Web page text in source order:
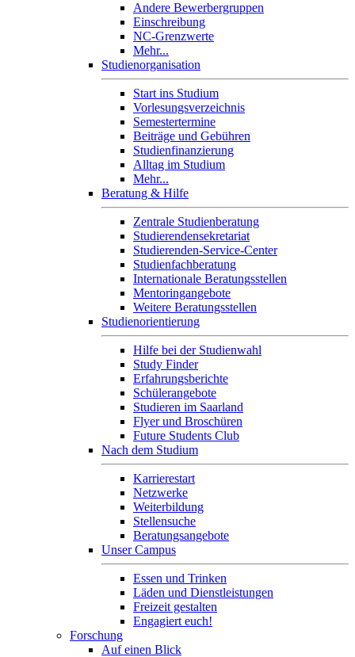
Andere Bewerbergruppen
Einschreibung
NC-Grenzwerte
Mehr...
Studienorganisation
Start ins Studium
Vorlesungsverzeichnis
Semestertermine
Beiträge und Gebühren
Studienfinanzierung
Alltag im Studium
Mehr...
Beratung & Hilfe
Zentrale Studienberatung
Studierendensekretariat
Studierenden-Service-Center
Studienfachberatung
Internationale Beratungsstellen
Mentoringangebote
Weitere Beratungsstellen
Studienorientierung
Hilfe bei der Studienwahl
Study Finder
Erfahrungsberichte
Schülerangebote
Studieren im Saarland
Flyer und Broschüren
Future Students Club
Nach dem Studium
Karrierestart
Netzwerke
Weiterbildung
Stellensuche
Beratungsangebote
Unser Campus
Essen und Trinken
Läden und Dienstleistungen
Freizeit gestalten
Engagiert euch!
Forschung
Auf einen Blick